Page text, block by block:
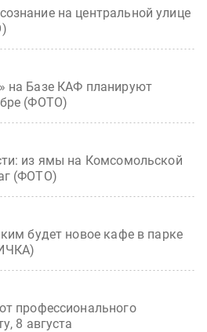
на центральной улице
на Базе КАФ планируют
(ФОТО)
из ямы на Комсомольской
(ФОТО)
будет новое кафе в парке
профессионального
8 августа